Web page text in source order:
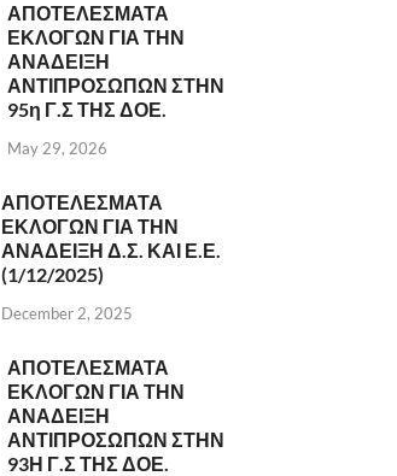
ΑΠΟΤΕΛΕΣΜΑΤΑ
ΕΚΛΟΓΩΝ ΓΙΑ ΤΗΝ
ΑΝΑΔΕΙΞΗ
ΑΝΤΙΠΡΟΣΩΠΩΝ ΣΤΗΝ
95η Γ.Σ ΤΗΣ ΔΟΕ.
May 29, 2026
ΑΠΟΤΕΛΕΣΜΑΤΑ
ΕΚΛΟΓΩΝ ΓΙΑ ΤΗΝ
ΑΝΑΔΕΙΞΗ Δ.Σ. ΚΑΙ Ε.Ε.
(1/12/2025)
December 2, 2025
ΑΠΟΤΕΛΕΣΜΑΤΑ
ΕΚΛΟΓΩΝ ΓΙΑ ΤΗΝ
ΑΝΑΔΕΙΞΗ
ΑΝΤΙΠΡΟΣΩΠΩΝ ΣΤΗΝ
93Η Γ.Σ ΤΗΣ ΔΟΕ.